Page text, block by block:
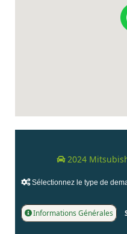
2024
Sélectionnez le type de
Informations Générales